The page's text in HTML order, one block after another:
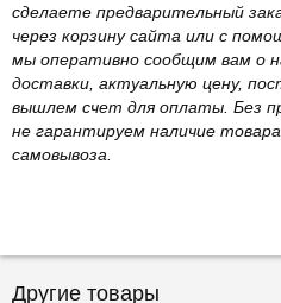
сделаете предварительный
через корзину сайта или с
мы оперативно сообщим вам о
доставки, актуальную цену,
вышлем счет для оплаты. Без
не гарантируем наличие
самовывоза.
Другие товары